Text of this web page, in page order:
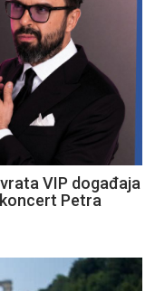
VIP događaja
Petra